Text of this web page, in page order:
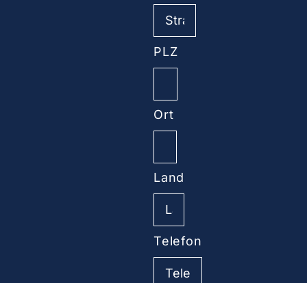
PLZ
Ort
Land
Telefon